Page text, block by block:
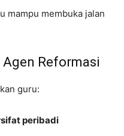
mampu membuka jalan
Agen Reformasi
guru:
peribadi